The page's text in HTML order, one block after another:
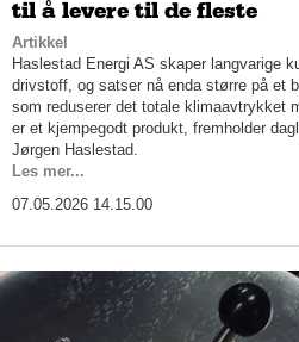
til å levere til de fleste
Artikkel
Haslestad Energi AS skaper langvarige
drivstoff, og satser nå enda større på et
som reduserer det totale klimaavtrykket
er et kjempegodt produkt, fremholder
Jørgen Haslestad.
Les mer...
07.05.2026 14.15.00